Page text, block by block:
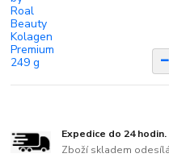
Expedice do 24 hodin.
Zboží skladem